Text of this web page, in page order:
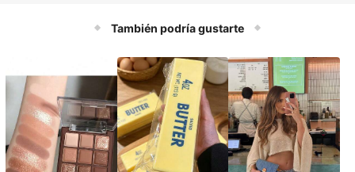
También podría gustarte